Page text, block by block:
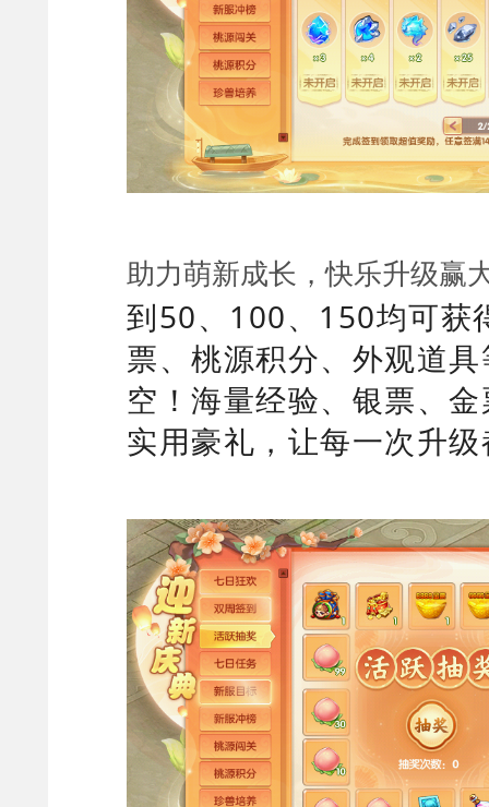
助力萌新成长，快乐升级赢
到50、100、150均可获
票、桃源积分、外观道
空！海量经验、银票、
实用豪礼，让每一次升